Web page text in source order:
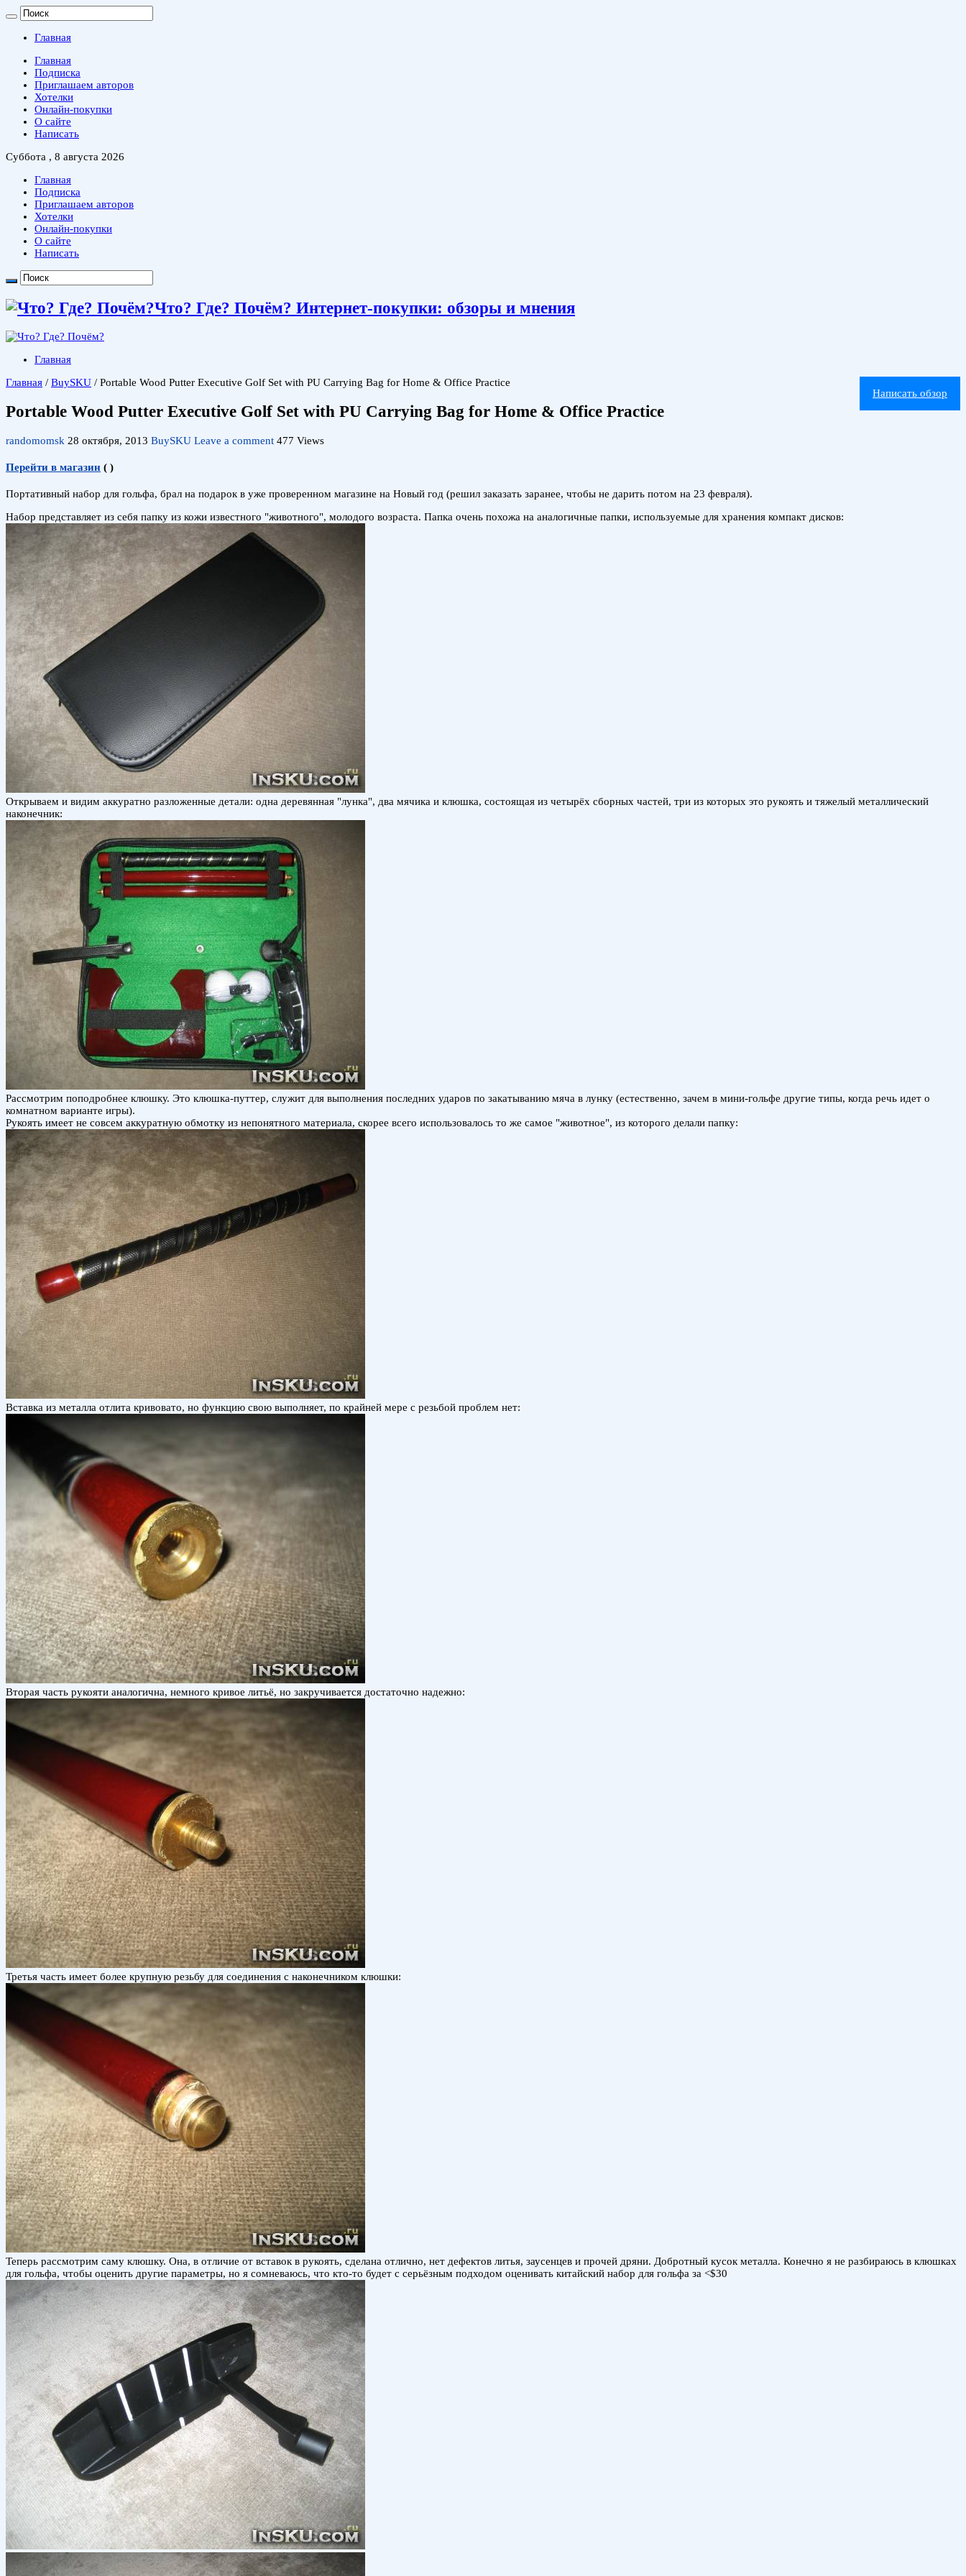
Главная
Главная
Подписка
Приглашаем авторов
Хотелки
Онлайн-покупки
О сайте
Написать
Суббота , 8 августа 2026
Главная
Подписка
Приглашаем авторов
Хотелки
Онлайн-покупки
О сайте
Написать
Что? Где? Почём? Интернет-покупки: обзоры и мнения
Главная
Написать обзор
Главная / BuySKU / Portable Wood Putter Executive Golf Set with PU Carrying Bag for Home & Office Practice
Portable Wood Putter Executive Golf Set with PU Carrying Bag for Home & Office Practice
randomomsk 28 октября, 2013 BuySKU Leave a comment 477 Views
Перейти в магазин ( )
Портативный набор для гольфа, брал на подарок в уже проверенном магазине на Новый год (решил заказать заранее, чтобы не дарить потом на 23 февраля).
Набор представляет из себя папку из кожи известного "животного", молодого возраста. Папка очень похожа на аналогичные папки, используемые для хранения компакт дисков:
Открываем и видим аккуратно разложенные детали: одна деревянная "лунка", два мячика и клюшка, состоящая из четырёх сборных частей, три из которых это рукоять и тяжелый металлический
наконечник:
Рассмотрим поподробнее клюшку. Это клюшка-путтер, служит для выполнения последних ударов по закатыванию мяча в лунку (естественно, зачем в мини-гольфе другие типы, когда речь идет о
комнатном варианте игры).
Рукоять имеет не совсем аккуратную обмотку из непонятного материала, скорее всего использовалось то же самое "животное", из которого делали папку:
Вставка из металла отлита кривовато, но функцию свою выполняет, по крайней мере с резьбой проблем нет:
Вторая часть рукояти аналогична, немного кривое литьё, но закручивается достаточно надежно:
Третья часть имеет более крупную резьбу для соединения с наконечником клюшки:
Теперь рассмотрим саму клюшку. Она, в отличие от вставок в рукоять, сделана отлично, нет дефектов литья, заусенцев и прочей дряни. Добротный кусок металла. Конечно я не разбираюсь в клюшках
для гольфа, чтобы оценить другие параметры, но я сомневаюсь, что кто-то будет с серьёзным подходом оценивать китайский набор для гольфа за <$30